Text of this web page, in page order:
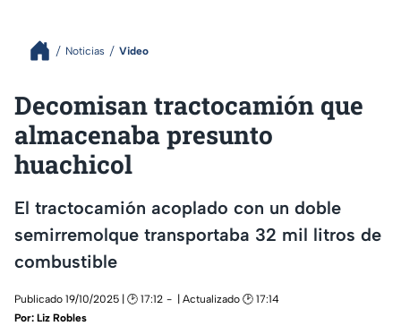
Noticias Video
Decomisan tractocamión que
almacenaba presunto
huachicol
El tractocamión acoplado con un doble
semirremolque transportaba 32 mil litros de
combustible
Publicado 19/10/2025 | 🕑 17:12
| Actualizado 🕑 17:14
Por: Liz Robles